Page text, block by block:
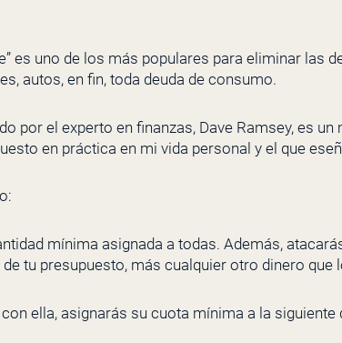
es uno de los más populares para eliminar las
autos, en fin, toda deuda de consumo.
por el experto en finanzas, Dave Ramsey, es
en práctica en mi vida personal y el que
mínima asignada a todas. Además,
tu presupuesto, más cualquier otro dinero que
ella, asignarás su cuota mínima a la siguiente